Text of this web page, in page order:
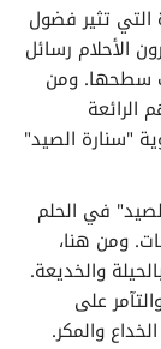
التي تثير فضول
الأحلام رسائل
سطحها. ومن
الرائعة
"سنارة الصيد"
في الحلم
ومن هنا،
والخديعة.
على
والمكر.